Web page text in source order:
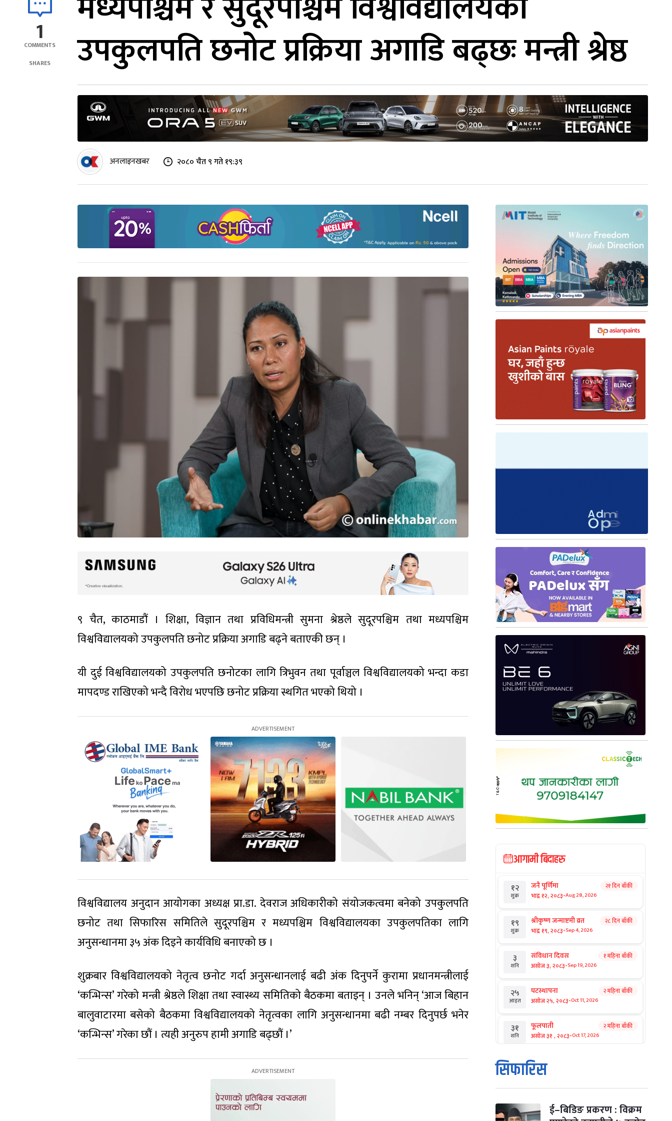
1
COMMENTS
SHARES
उपकुलपति छनोट प्रक्रिया अगाडि बढ्छः मन्त्री श्रेष्ठ
अनलाइनखबर २०८० चैत ९ गते १९:३९
९ चैत, काठमाडौं । शिक्षा, विज्ञान तथा प्रविधिमन्त्री सुमना श्रेष्ठले सुदूरपश्चिम तथा मध्यपश्चिम
विश्वविद्यालयको उपकुलपति छनोट प्रक्रिया अगाडि बढ्ने बताएकी छन् ।
यी दुई विश्वविद्यालयको उपकुलपति छनोटका लागि त्रिभुवन तथा पूर्वाञ्चल विश्वविद्यालयको भन्दा कडा
मापदण्ड राखिएको भन्दै विरोध भएपछि छनोट प्रक्रिया स्थगित भएको थियो ।
विश्वविद्यालय अनुदान आयोगका अध्यक्ष प्रा.डा. देवराज अधिकारीको संयोजकत्वमा बनेको उपकुलपति
छनोट तथा सिफारिस समितिले सुदूरपश्चिम र मध्यपश्चिम विश्वविद्यालयका उपकुलपतिका लागि
अनुसन्धानमा ३५ अंक दिइने कार्यविधि बनाएको छ ।
शुक्रबार विश्वविद्यालयको नेतृत्व छनोट गर्दा अनुसन्धानलाई बढी अंक दिनुपर्ने कुरामा प्रधानमन्त्रीलाई
‘कन्भिन्स’ गरेको मन्त्री श्रेष्ठले शिक्षा तथा स्वास्थ्य समितिको बैठकमा बताइन् । उनले भनिन् ‘आज बिहान
बालुवाटारमा बसेको बैठकमा विश्वविद्यालयको नेतृत्वका लागि अनुसन्धानमा बढी नम्बर दिनुपर्छ भनेर
‘कन्भिन्स’ गरेका छौं । त्यही अनुरुप हामी अगाडि बढ्छौं ।’
आगामी बिदाहरु
१२
शुक्र
जनै पूर्णिमा
भाद्र १२, २०८३-Aug 28, 2026
२१ दिन बाँकी
१९
शुक्र
श्रीकृष्ण जन्माष्टमी व्रत
भाद्र १९, २०८३-Sep 4, 2026
२८ दिन बाँकी
३
शनि
संविधान दिवस
असोज ३, २०८३-Sep 19, 2026
१ महिना बाँकी
२५
आइत
घटस्थापना
असोज २५, २०८३-Oct 11, 2026
२ महिना बाँकी
३१
शनि
फूलपाती
असोज ३१ , २०८३-Oct 17, 2026
२ महिना बाँकी
१
आइत
कार्तिक सङ्क्रान्ति
कार्तिक १, २०८३
मंगल कार्तिक ३, २०८३-Oct 20, 2026
सिफारिस
ई–बिडिङ प्रकरण : विक्रम